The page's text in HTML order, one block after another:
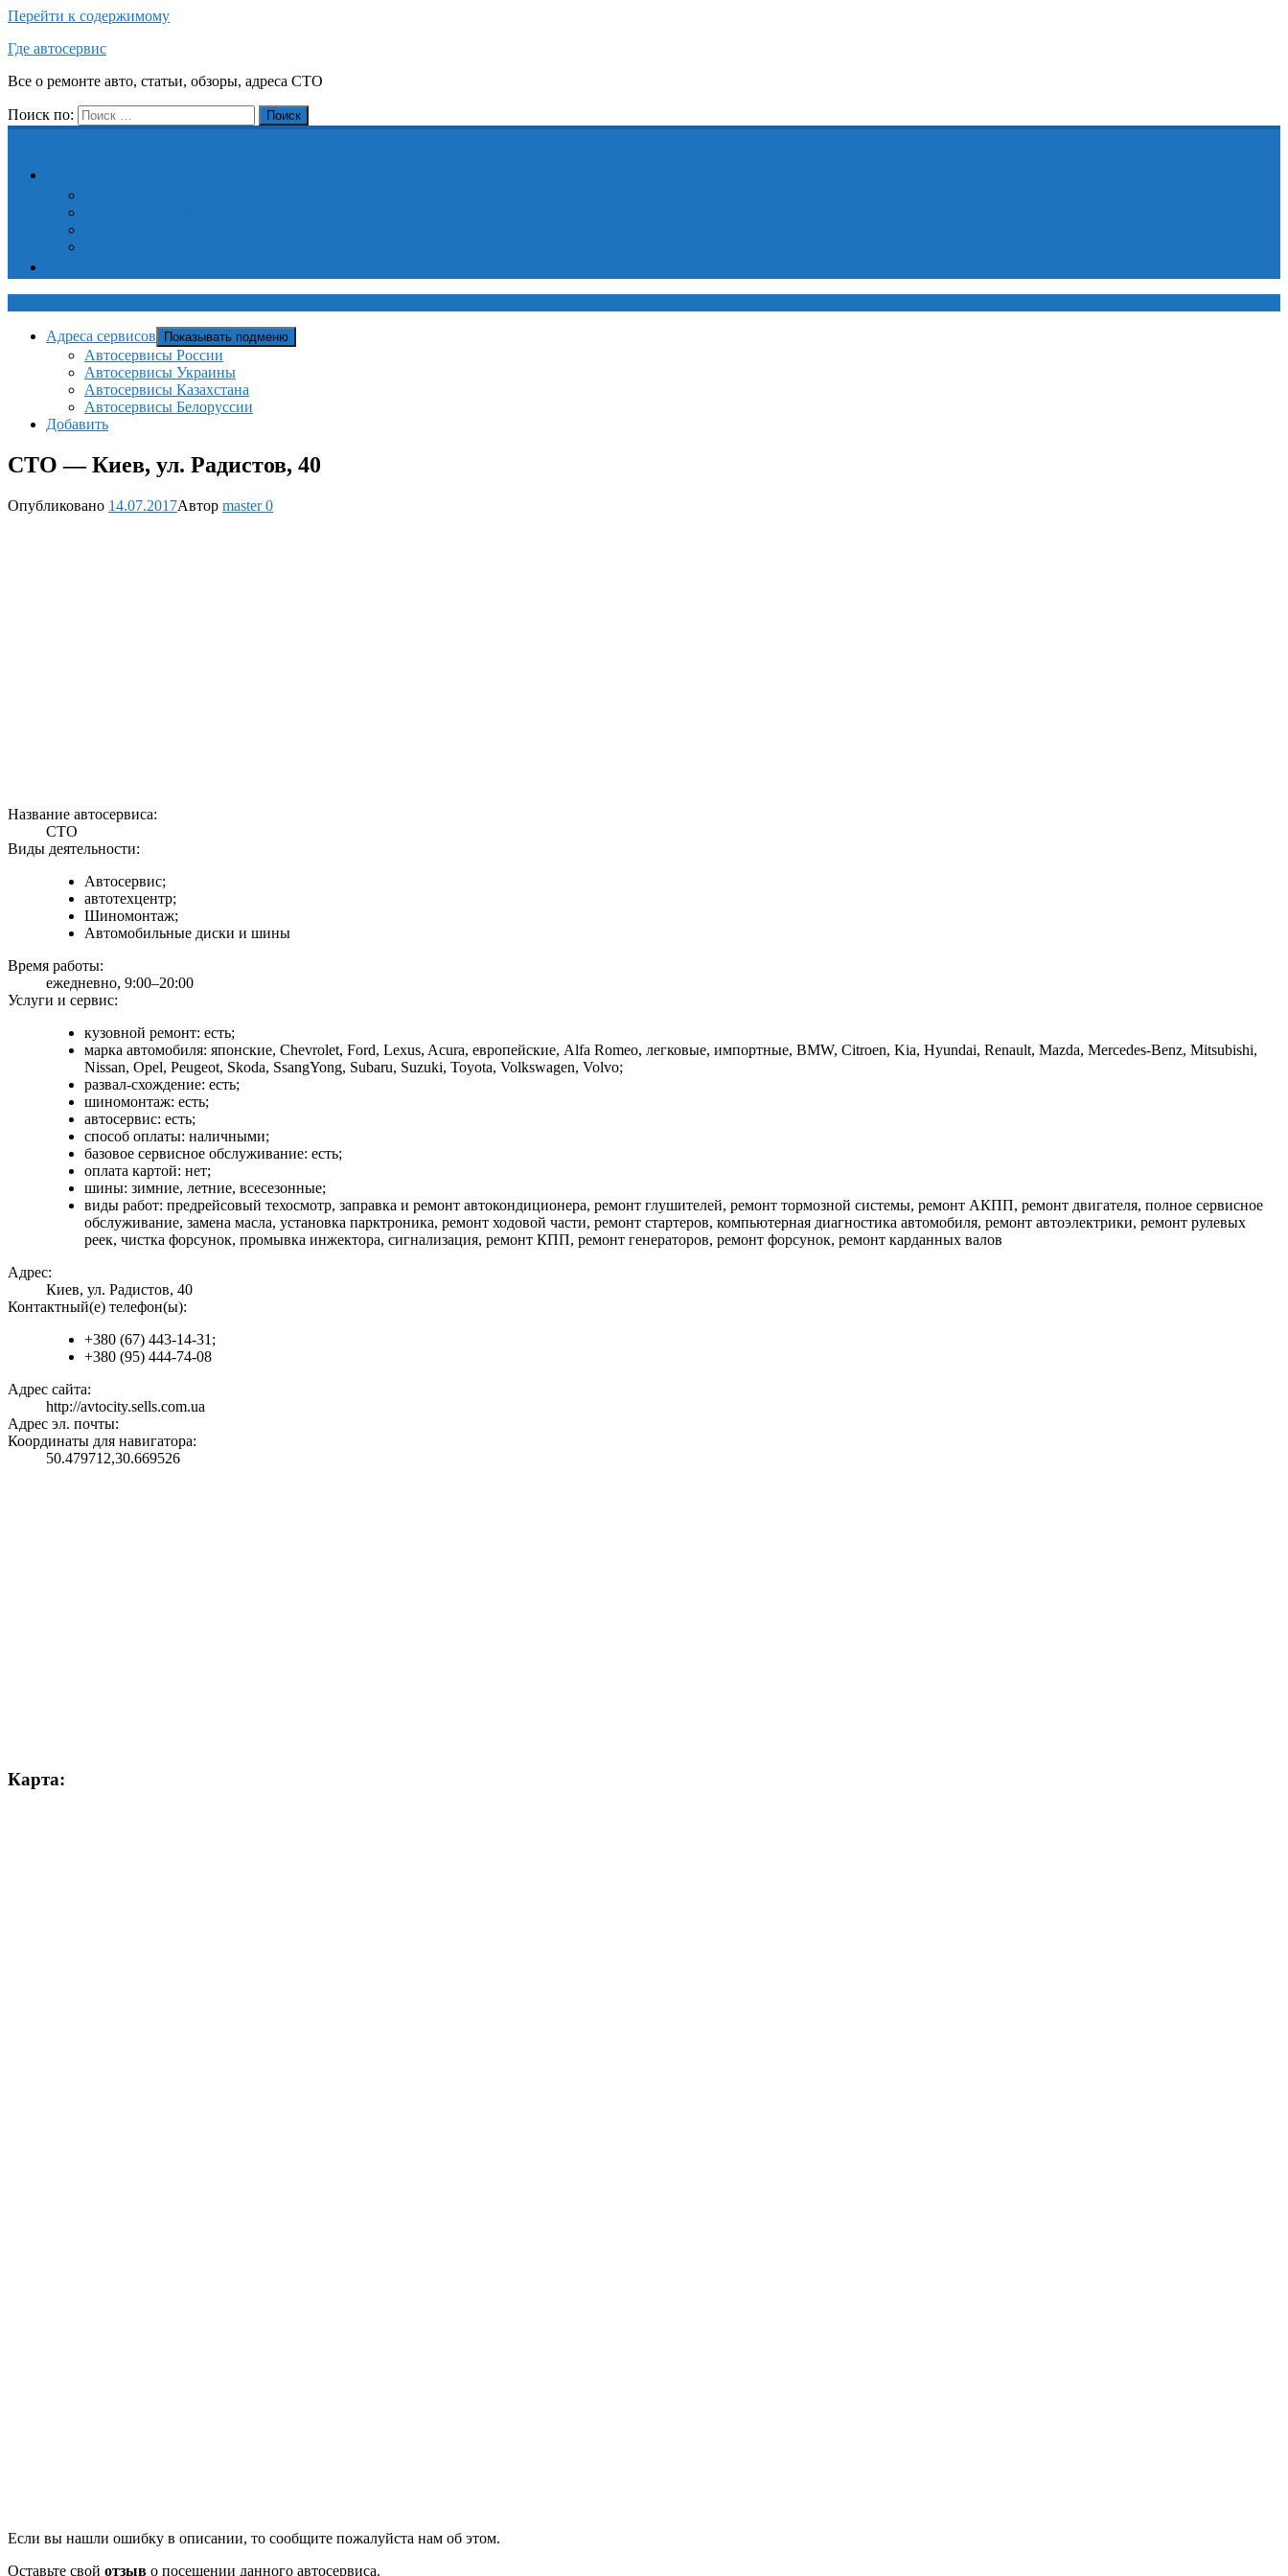
Перейти к содержимому
Где автосервис
Все о ремонте авто, статьи, обзоры, адреса СТО
Поиск по: Поиск
Адреса сервисов Показывать подменю
Автосервисы России
Автосервисы Украины
Автосервисы Казахстана
Автосервисы Белоруссии
Добавить
СТО — Киев, ул. Радистов, 40
Опубликовано 14.07.2017Автор master0
Название автосервиса:
СТО
Виды деятельности:
Автосервис;
автотехцентр;
Шиномонтаж;
Автомобильные диски и шины
Время работы:
ежедневно, 9:00–20:00
Услуги и сервис:
кузовной ремонт: есть;
марка автомобиля: японские, Chevrolet, Ford, Lexus, Acura, европейские, Alfa Romeo, легковые, импортные, BMW, Citroen, Kia, Hyundai, Renault, Mazda, Mercedes-Benz, Mitsubishi,
Nissan, Opel, Peugeot, Skoda, SsangYong, Subaru, Suzuki, Toyota, Volkswagen, Volvo;
развал-схождение: есть;
шиномонтаж: есть;
автосервис: есть;
способ оплаты: наличными;
базовое сервисное обслуживание: есть;
оплата картой: нет;
шины: зимние, летние, всесезонные;
виды работ: предрейсовый техосмотр, заправка и ремонт автокондиционера, ремонт глушителей, ремонт тормозной системы, ремонт АКПП, ремонт двигателя, полное сервисное
обслуживание, замена масла, установка парктроника, ремонт ходовой части, ремонт стартеров, компьютерная диагностика автомобиля, ремонт автоэлектрики, ремонт рулевых
реек, чистка форсунок, промывка инжектора, сигнализация, ремонт КПП, ремонт генераторов, ремонт форсунок, ремонт карданных валов
Адрес:
Киев, ул. Радистов, 40
Контактный(е) телефон(ы):
+380 (67) 443-14-31;
+380 (95) 444-74-08
Адрес сайта:
http://avtocity.sells.com.ua
Адрес эл. почты:
Координаты для навигатора:
50.479712,30.669526
Карта:
Если вы нашли ошибку в описании, то сообщите пожалуйста нам об этом.
Оставьте свой отзыв о посещении данного автосервиса.